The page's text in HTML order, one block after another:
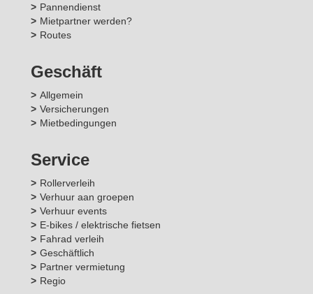
Pannendienst
Mietpartner werden?
Routes
Geschäft
Allgemein
Versicherungen
Mietbedingungen
Service
Rollerverleih
Verhuur aan groepen
Verhuur events
E-bikes / elektrische fietsen
Fahrad verleih
Geschäftlich
Partner vermietung
Regio